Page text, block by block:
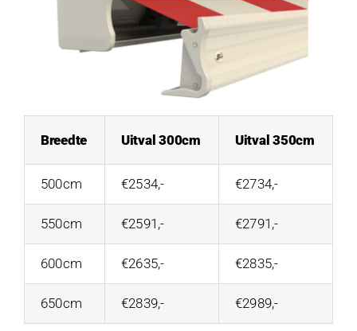
Breedte Uitval 300cm Uitval 350cm
500cm €2534,- €2734,-
550cm €2591,- €2791,-
600cm €2635,- €2835,-
650cm €2839,- €2989,-